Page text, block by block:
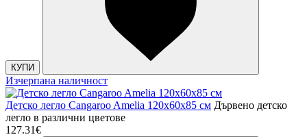
КУПИ
Изчерпана наличност
Детско легло Cangaroo Amelia 120x60x85 см Дървено детско
легло в различни цветове
127.31€